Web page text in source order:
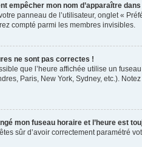
empêcher mon nom d’apparaître
panneau de l’utilisateur, onglet «
compté parmi les membres invisibles.
ne sont pas correctes !
que l’heure affichée utilise un
Paris, New York, Sydney, etc.).
mon fuseau horaire et l’heure est
sûr d’avoir correctement paramétré